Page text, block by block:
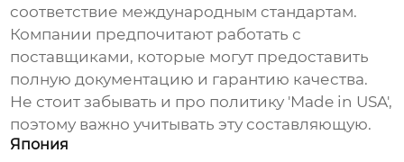
соответствие международным стандартам.
Компании предпочитают работать с
поставщиками, которые могут предоставить
полную документацию и гарантию качества.
Не стоит забывать и про политику 'Made in USA',
поэтому важно учитывать эту составляющую.
Япония